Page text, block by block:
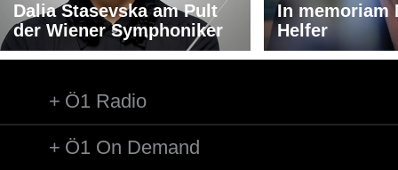
Dalia Stasevska am Pult
der Wiener Symphoniker
In memoriam
Helfer
Ö1 Radio
Ö1 On Demand